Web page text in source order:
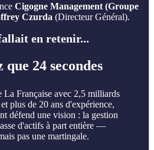
Cigogne Management (Groupe
Czurda (Directeur Général).
en retenir...
24 secondes
La Française avec 2,5 milliards
plus de 20 ans d'expérience,
défend une vision : la gestion
d'actifs à part entière —
pas une martingale.